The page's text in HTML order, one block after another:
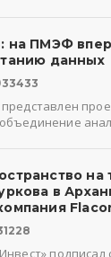
на ПМЭФ
данных
33433
на
в
подписал